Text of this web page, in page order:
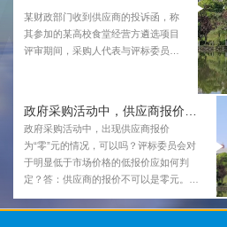
某财政部门收到供应商的投诉函，称
其参加的某高校食堂经营方遴选项目
评审期间，采购人代表与评标委员会
政府采购活动中，出现供应商报价
为“零”元的情况，可以吗？评标委员会对
于明显低于市场价格的低报价应如何判
定？答：供应商的报价不可以是零元。根
的规定，“政府采购”是“有偿取得”，零元会